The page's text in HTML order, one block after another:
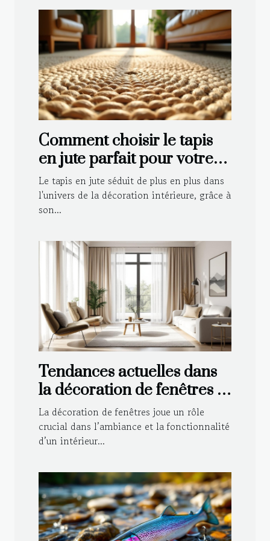
Comment choisir le tapis
en jute parfait pour votre
intérieur ?
Le tapis en jute séduit de plus en plus dans
l'univers de la décoration intérieure, grâce à
son...
Tendances actuelles dans
la décoration de fenêtres :
Voilages et rideaux
La décoration de fenêtres joue un rôle
crucial dans l’ambiance et la fonctionnalité
d’un intérieur...